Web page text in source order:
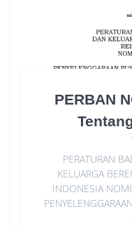
PERBAN
PERATURAN
KELUARGA
INDONESIA